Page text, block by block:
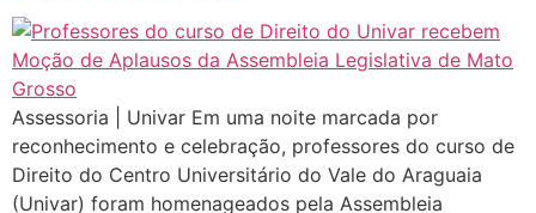
Assessoria | Univar Em uma noite marcada por
reconhecimento e celebração, professores do curso de
Direito do Centro Universitário do Vale do Araguaia
(Univar) foram homenageados pela Assembleia